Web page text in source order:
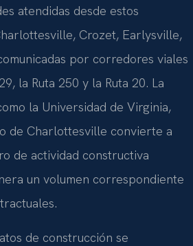
atendidas desde estos
Crozet, Earlysville,
por corredores viales
la Ruta 250 y la Ruta 20. La
la Universidad de Virginia,
de Charlottesville convierte a
de actividad constructiva
un volumen correspondiente
de construcción se